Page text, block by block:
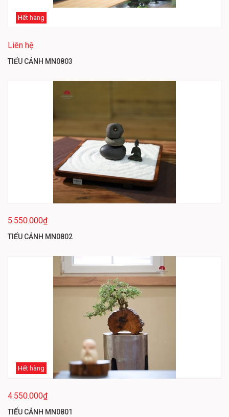
Hết hàng
Liên hệ
TIỂU CẢNH MN0803
5.550.000₫
TIỂU CẢNH MN0802
Hết hàng
4.550.000₫
TIỂU CẢNH MN0801